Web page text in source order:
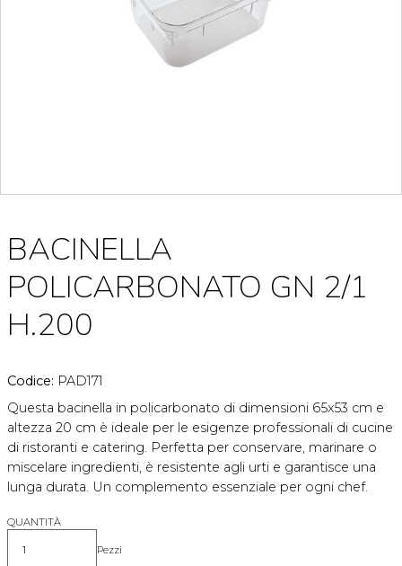
BACINELLA
POLICARBONATO GN 2/1
H.200
Codice: PAD171
Questa bacinella in policarbonato di dimensioni 65x53 cm e
altezza 20 cm è ideale per le esigenze professionali di cucine
di ristoranti e catering. Perfetta per conservare, marinare o
miscelare ingredienti, è resistente agli urti e garantisce una
lunga durata. Un complemento essenziale per ogni chef.
QUANTITÀ
Quantità Pezzi